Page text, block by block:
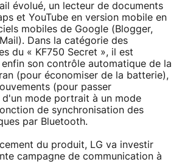
évolué, un lecteur de documents
et YouTube en version mobile en
mobiles de Google (Blogger,
Dans la catégorie des
du « KF750 Secret », il est
son contrôle automatique de la
(pour économiser de la batterie),
(pour passer
mode portrait à un mode
de synchronisation des
par Bluetooth.
du produit, LG va investir
campagne de communication à